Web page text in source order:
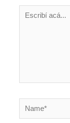
Escribí
Name*